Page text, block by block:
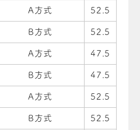
A方式 52.5
B方式 52.5
A方式 47.5
B方式 47.5
A方式 52.5
B方式 52.5